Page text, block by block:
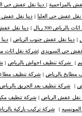
بالمزاحمية | دينا نقل عفش حي
نقل عفش حي العليا | دينا نقل
بالرياض 300 ريال |دينا نقل
|دينا نقل عفش جنوب الرياض |
حي السويدي |شركة نقل اثاث
| شركة تنظيف احواش بالرياض |
مطابخ بالرياض | شركة تنظيف
| شركة تنظيف بعد الحريق بالرياض
نقل عفش الرياض |شركة تنظيف
| شركة تركيب باركية